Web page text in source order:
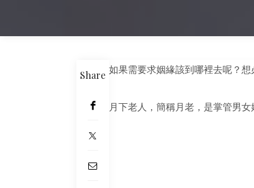
Share 如果需要求姻緣該到哪裡去呢？
月下老人，簡稱月老，是掌管男